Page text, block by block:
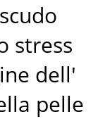
stress
dell'
pelle